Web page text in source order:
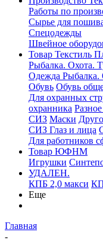
Работы по
Сырье для
Спецодежды
Швейное
Товар Текстиль
Рыбалка. Охота.
Одежда Рыбалка.
Обувь Обувь
Для охранных
охранника
СИЗ Маски
СИЗ Глаз и лица
Для работников
Товар ЮФНМ
Игрушки
УДАЛЕН.
КПБ 2,0 макси
Еще
Главная
-